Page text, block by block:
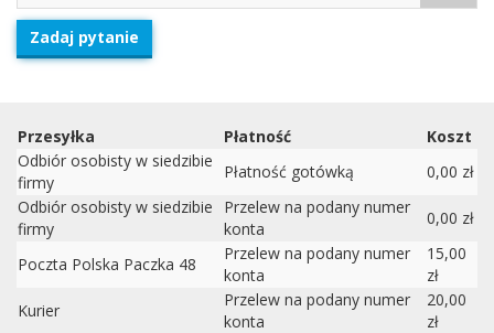
Zadaj pytanie
Przesyłka Płatność
Koszt
Odbiór osobisty w siedzibie
firmy
Płatność gotówką
0,00 zł
Odbiór osobisty w siedzibie
firmy
Przelew na podany numer
konta
0,00 zł
Poczta Polska Paczka 48
Przelew na podany numer
konta
15,00
zł
Kurier
Przelew na podany numer
konta
20,00
zł